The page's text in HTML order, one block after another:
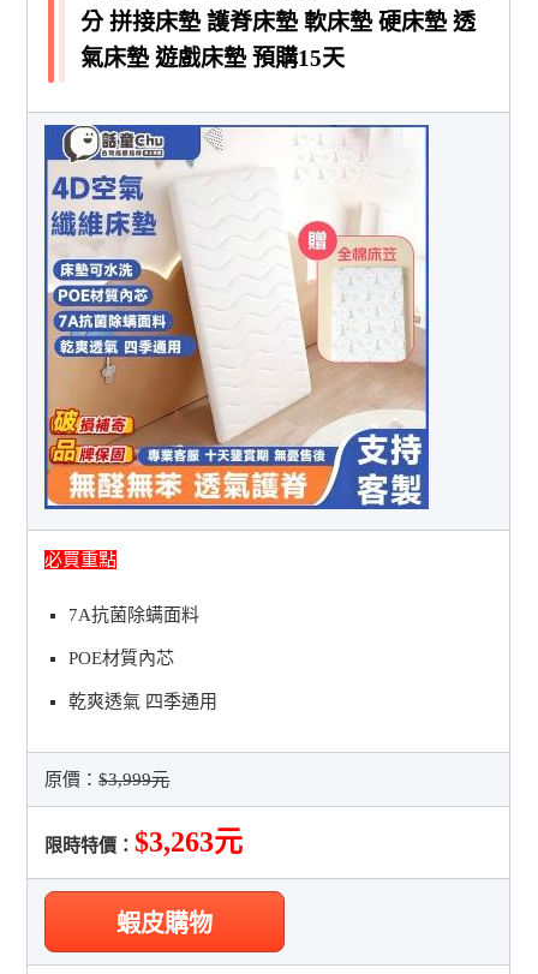
分 拼接床墊 護脊床墊 軟床墊 硬床墊 透
氣床墊 遊戲床墊 預購15天
必買重點
7A抗菌除螨面料
POE材質內芯
乾爽透氣 四季通用
原價：$3,999元
限時特價：$3,263元
蝦皮購物